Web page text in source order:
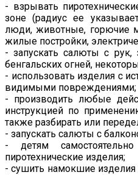
- взрывать
зоне (радиус ее
люди, животные, горючие
жилые постройки,
- запускать салюты с
бенгальских огней,
- использовать изделия с
видимыми повреждениями;
- производить любые
инструкцией по
также разбирать или
- запускать салюты с
- детям
пиротехнические изделия;
- сушить намокшие изделия